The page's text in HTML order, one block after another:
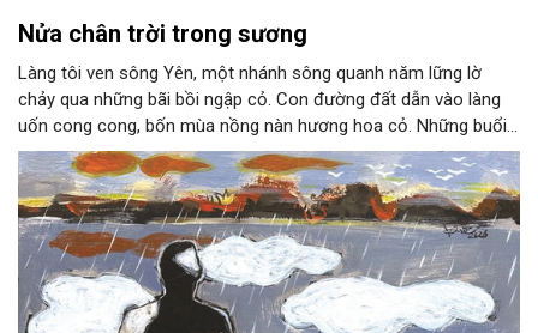
Nửa chân trời trong sương
Làng tôi ven sông Yên, một nhánh sông quanh năm lững lờ
chảy qua những bãi bồi ngập cỏ. Con đường đất dẫn vào làng
uốn cong cong, bốn mùa nồng nàn hương hoa cỏ. Những buổi
hoàng hôn, khi nắng đã dịu xuống phía cuối sông, đám hoa tím
lại thẫm màu như có ai vừa rắc lên một lớp khói.